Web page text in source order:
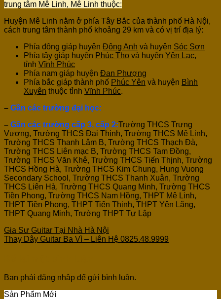
trung tâm Mê Linh, Mê Linh thuộc:
Huyện Mê Linh nằm ở phía Tây Bắc của thành phố Hà Nội,
cách trung tâm thành phố khoảng 29 km và có vị trí địa lý:
Phía đông giáp huyện Đông Anh và huyện Sóc Sơn
Phía tây giáp huyện Phúc Thọ và huyện Yên Lạc,
tỉnh Vĩnh Phúc
Phía nam giáp huyện Đan Phượng
Phía bắc giáp thành phố Phúc Yên và huyện Bình
Xuyên thuộc tỉnh Vĩnh Phúc.
– Gần các trường đại học:
– Gần các trường cấp 3, cấp 2:Trường THCS Trưng
Vương, Trường THCS Đại Thịnh, Trường THCS Mê Linh,
Trường THCS Thanh Lâm B, Trường THCS Thạch Đà,
Trường THCS Liên mạc B, Trường THCS Tam Đồng,
Trường THCS Văn Khê, Trường THCS Tiến Thịnh, Trường
THCS Hồng Hà, Trường THCS Kim Chung, Hung Vuong
Secondary School, Trường THCS Thanh Xuân, Trường
THCS Liên Hà, Trường THCS Quang Minh, Trường THCS
Tiền Phong, Trường THCS Nam Hồng, THPT Mê Linh,
THPT Tiền Phong, THPT Tiến Thịnh, THPT Yên Lãng,
THPT Quang Minh, Trường THPT Tự Lập
Gia Sư Guitar Tại Nhà Hà Nội
Thay Dây Guitar Ba Vì – Liên Hệ 0825.48.9999
Bạn phải đăng nhập để gửi bình luận.
Sản Phẩm Mới